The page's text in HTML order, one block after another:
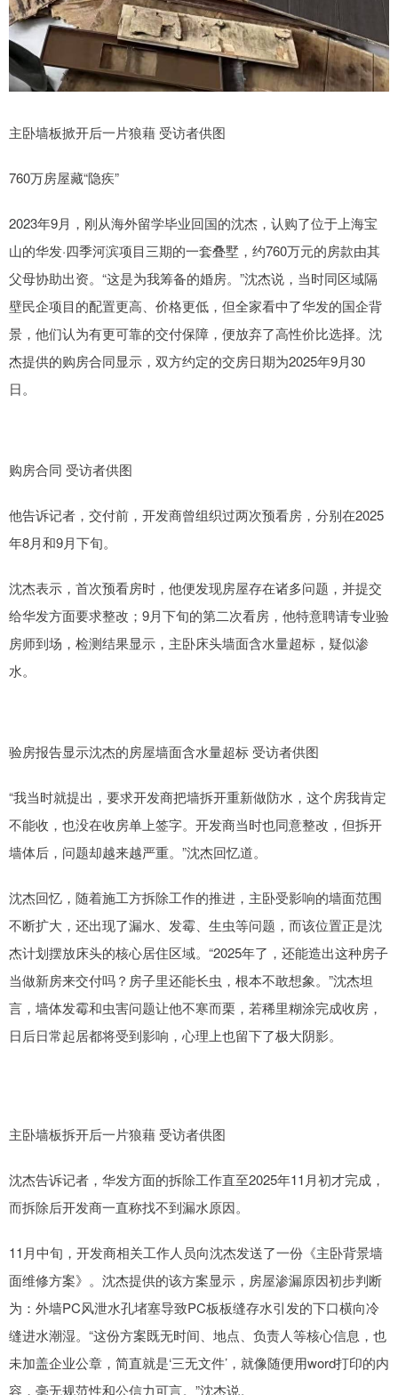
主卧墙板掀开后一片狼藉 受访者供图
760万房屋藏“隐疾”
2023年9月，刚从海外留学毕业回国的沈杰，认购了位于上海宝
山的华发·四季河滨项目三期的一套叠墅，约760万元的房款由其
父母协助出资。“这是为我筹备的婚房。”沈杰说，当时同区域隔
壁民企项目的配置更高、价格更低，但全家看中了华发的国企背
景，他们认为有更可靠的交付保障，便放弃了高性价比选择。沈
杰提供的购房合同显示，双方约定的交房日期为2025年9月30
日。
购房合同 受访者供图
他告诉记者，交付前，开发商曾组织过两次预看房，分别在2025
年8月和9月下旬。
沈杰表示，首次预看房时，他便发现房屋存在诸多问题，并提交
给华发方面要求整改；9月下旬的第二次看房，他特意聘请专业验
房师到场，检测结果显示，主卧床头墙面含水量超标，疑似渗
水。
验房报告显示沈杰的房屋墙面含水量超标 受访者供图
“我当时就提出，要求开发商把墙拆开重新做防水，这个房我肯定
不能收，也没在收房单上签字。开发商当时也同意整改，但拆开
墙体后，问题却越来越严重。”沈杰回忆道。
沈杰回忆，随着施工方拆除工作的推进，主卧受影响的墙面范围
不断扩大，还出现了漏水、发霉、生虫等问题，而该位置正是沈
杰计划摆放床头的核心居住区域。“2025年了，还能造出这种房子
当做新房来交付吗？房子里还能长虫，根本不敢想象。”沈杰坦
言，墙体发霉和虫害问题让他不寒而栗，若稀里糊涂完成收房，
日后日常起居都将受到影响，心理上也留下了极大阴影。
主卧墙板拆开后一片狼藉 受访者供图
沈杰告诉记者，华发方面的拆除工作直至2025年11月初才完成，
而拆除后开发商一直称找不到漏水原因。
11月中旬，开发商相关工作人员向沈杰发送了一份《主卧背景墙
面维修方案》。沈杰提供的该方案显示，房屋渗漏原因初步判断
为：外墙PC风泄水孔堵塞导致PC板板缝存水引发的下口横向冷
缝进水潮湿。“这份方案既无时间、地点、负责人等核心信息，也
未加盖企业公章，简直就是‘三无文件’，就像随便用word打印的内
容，毫无规范性和公信力可言。”沈杰说。